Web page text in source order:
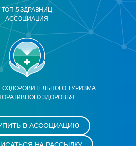
ТУРИЗМА
ЗДОРОВЬЯ
ТОП-5 ЗДРАВНИЦ
АССОЦИАЦИЯ
В АССОЦИАЦИЮ